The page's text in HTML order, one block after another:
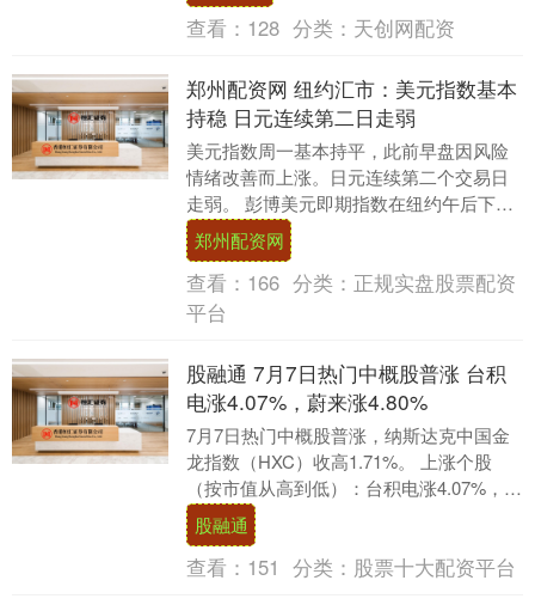
查看： 128 分类： 天创网配资
郑州配资网 纽约汇市：美元指数基本
持稳 日元连续第二日走弱
美元指数周一基本持平，此前早盘因风险
情绪改善而上涨。日元连续第二个交易日
走弱。 彭博美元即期指数在纽约午后下跌
不到0.1%，此前盘中一度上涨0.3%。 美国
服务....
郑州配资网
查看： 166 分类： 正规实盘股票配资
平台
股融通 7月7日热门中概股普涨 台积
电涨4.07%，蔚来涨4.80%
7月7日热门中概股普涨，纳斯达克中国金
龙指数（HXC）收高1.71%。 上涨个股
（按市值从高到低）：台积电涨4.07%，阿
里巴巴涨1.84%，拼多多涨1.64%....
股融通
查看： 151 分类： 股票十大配资平台